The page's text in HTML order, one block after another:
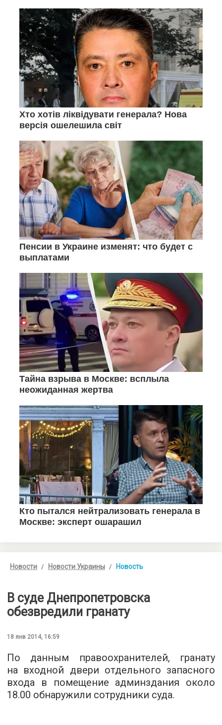
Новости Новости Украины Новость
В суде Днепропетровска
обезвредили гранату
18 янв 2014, 16:59
По данным правоохранителей, гранату
на входной двери отдельного запасного
входа в помещение админздания около
18.00 обнаружили сотрудники суда.